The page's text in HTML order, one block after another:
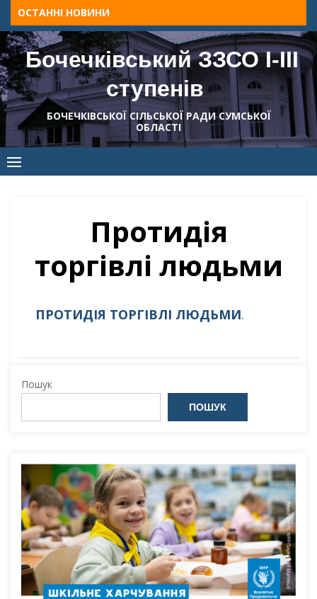
Skip
to
content
ОСТАННІ НОВИНИ
Бочечківський ЗЗСО І-ІІІ
ступенів
БОЧЕЧКІВСЬКОЇ СІЛЬСЬКОЇ РАДИ СУМСЬКОЇ
ОБЛАСТІ
Протидія
торгівлі людьми
ПРОТИДІЯ ТОРГІВЛІ ЛЮДЬМИ.
Пошук
ПОШУК